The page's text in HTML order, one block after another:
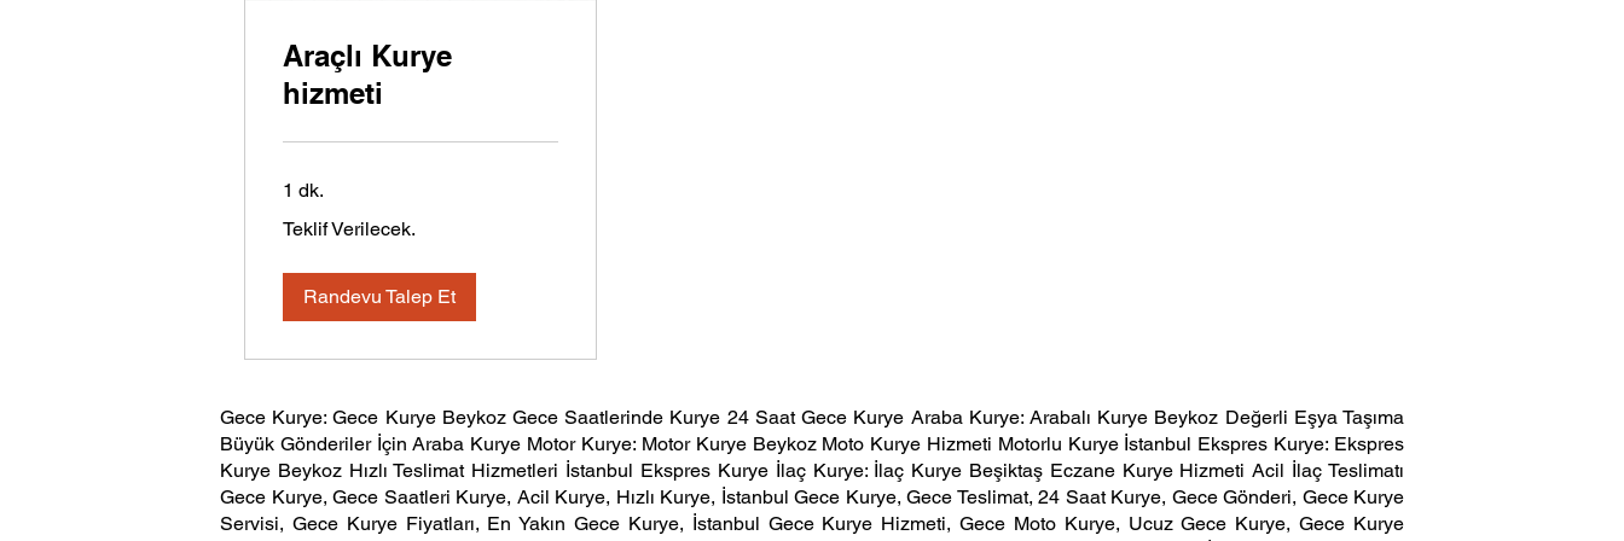
Araçlı Kurye
hizmeti
1 dk.
Verilecek.
Teklif Verilecek.
Randevu Talep Et
Gece Kurye: Gece Kurye Beykoz Gece Saatlerinde Kurye 24 Saat Gece Kurye Araba Kurye: Arabalı Kurye Beykoz Değerli Eşya Taşıma
Büyük Gönderiler İçin Araba Kurye Motor Kurye: Motor Kurye Beykoz Moto Kurye Hizmeti Motorlu Kurye İstanbul Ekspres Kurye: Ekspres
Kurye Beykoz Hızlı Teslimat Hizmetleri İstanbul Ekspres Kurye İlaç Kurye: İlaç Kurye Beşiktaş Eczane Kurye Hizmeti Acil İlaç Teslimatı
Gece Kurye, Gece Saatleri Kurye, Acil Kurye, Hızlı Kurye, İstanbul Gece Kurye, Gece Teslimat, 24 Saat Kurye, Gece Gönderi, Gece Kurye
Servisi, Gece Kurye Fiyatları, En Yakın Gece Kurye, İstanbul Gece Kurye Hizmeti, Gece Moto Kurye, Ucuz Gece Kurye, Gece Kurye